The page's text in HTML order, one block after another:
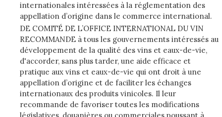
internationales intéressées à la réglementation des
appellation d’origine dans le commerce international.
DE COMITÉ DE L’OFFICE INTERNATIONAL DU VIN
RECOMMANDE à tous les gouvernements intéressés au
développement de la qualité des vins et eaux-de-vie,
d'accorder, sans plus tarder, une aide efficace et
pratique aux vins et eaux-de-vie qui ont droit à une
appellation d’origine et de faciliter les échanges
internationaux des produits vinicoles. Il leur
recommande de favoriser toutes les modifications